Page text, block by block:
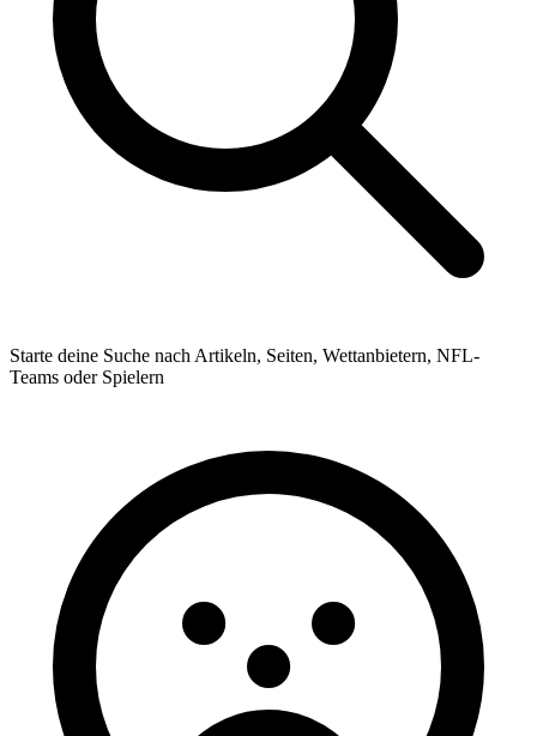
Starte deine Suche nach Artikeln, Seiten, Wettanbietern, NFL-
Teams oder Spielern